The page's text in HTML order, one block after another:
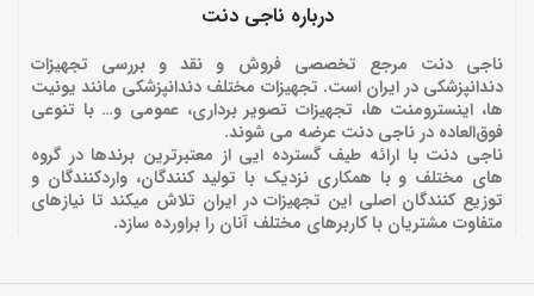
درباره ناجی دنت
ناجی دنت مرجع تخصصی فروش و نقد و بررسی تجهیزات
دندانپزشکی در ایران است. تجهیزات مختلف دندانپزشکی مانند یونیت
ها، اینسترومنت ها، تجهیزات تصویر برداری، عمومی و… با تنوعی
فوق‌العاده در ناجی دنت عرضه می شوند.
ناجی دنت با ارائه‌ طیف گسترده ایی از معتبرترین برندها در گروه
های مختلف و با همکاری نزدیک با تولید کنندگان، واردکنندگان و
توزیع کنندگان اصلی این تجهیزات در ایران تلاش میکند تا نیازهای
متفاوت مشتریان با کاربرهای مختلف آنان را براورده سازد.